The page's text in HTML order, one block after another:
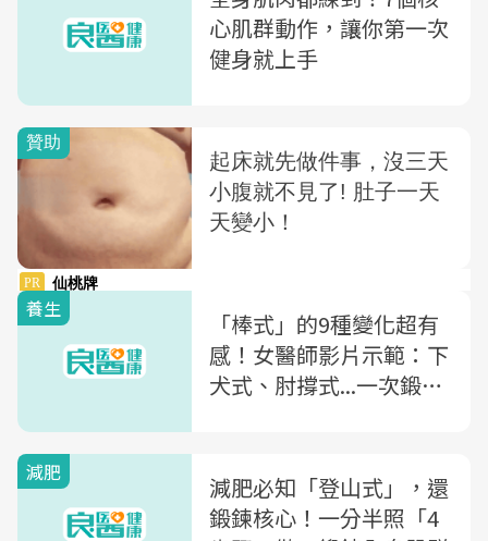
心肌群動作，讓你第一次
健身就上手
養生
「棒式」的9種變化超有
感！女醫師影片示範：下
犬式、肘撐式...一次鍛練
減肥
減肥必知「登山式」，還
鍛鍊核心！一分半照「4